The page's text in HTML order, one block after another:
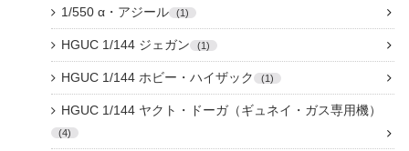
1/550 α・アジール 1
HGUC 1/144 ジェガン 1
HGUC 1/144 ホビー・ハイザック 1
HGUC 1/144 ヤクト・ドーガ（ギュネイ・ガス専用機）
4